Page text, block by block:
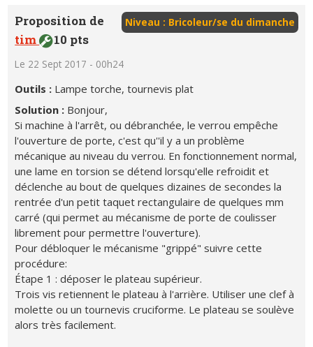
Niveau : Bricoleur/se du dimanche
Proposition de
tim
10 pts
Le 22 Sept 2017 - 00h24
Outils : Lampe torche, tournevis plat
Solution : Bonjour,
Si machine à l'arrêt, ou débranchée, le verrou empêche
l'ouverture de porte, c'est qu''il y a un problème
mécanique au niveau du verrou. En fonctionnement normal,
une lame en torsion se détend lorsqu'elle refroidit et
déclenche au bout de quelques dizaines de secondes la
rentrée d'un petit taquet rectangulaire de quelques mm
carré (qui permet au mécanisme de porte de coulisser
librement pour permettre l'ouverture).
Pour débloquer le mécanisme "grippé" suivre cette
procédure:
Étape 1 : déposer le plateau supérieur.
Trois vis retiennent le plateau à l'arrière. Utiliser une clef à
molette ou un tournevis cruciforme. Le plateau se soulève
alors très facilement.